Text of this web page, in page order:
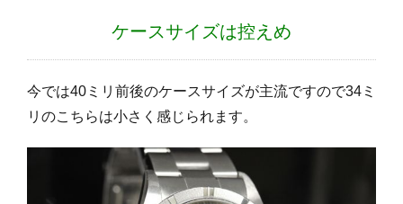
ケースサイズは控えめ
今では40ミリ前後のケースサイズが主流ですので34ミ
リのこちらは小さく感じられます。